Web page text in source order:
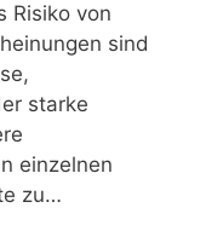
Risiko von
sind
starke
einzelnen
zu…